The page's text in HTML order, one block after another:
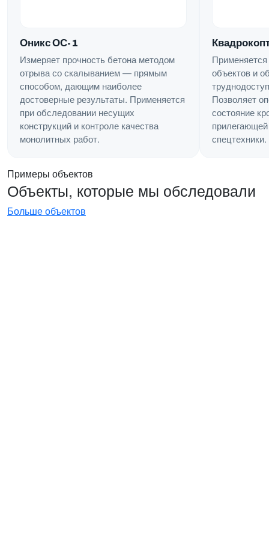
Оникс ОС-1
Измеряет прочность бетона методом
отрыва со скалыванием — прямым
способом, дающим наиболее
достоверные результаты. Применяется
при обследовании несущих
конструкций и контроле качества
монолитных работ.
объектов и
Позволяет
состояние
спецтехники.
Примеры объектов
Объекты, которые мы обследовали
Больше объектов